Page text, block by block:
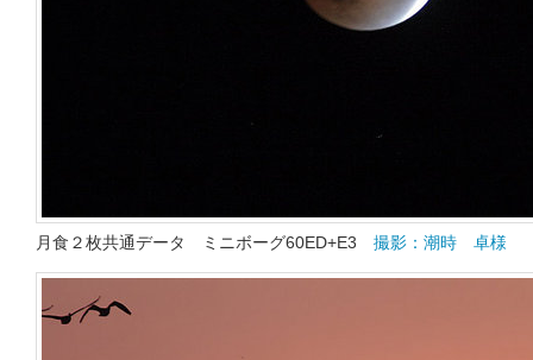
月食２枚共通データ ミニボーグ60ED+E3 撮影：潮時 卓様